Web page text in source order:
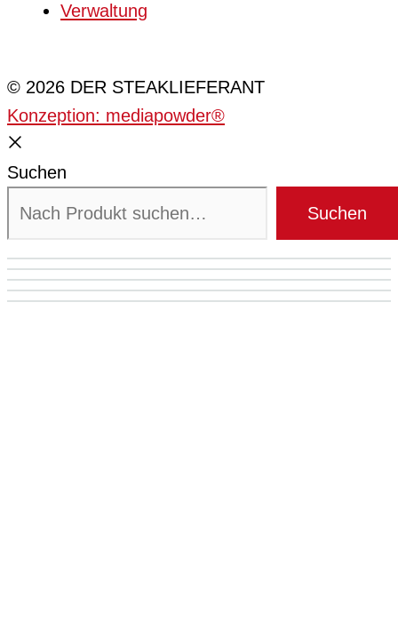
Verwaltung
© 2026 DER STEAKLIEFERANT
Konzeption: mediapowder®
Suchen
Suchen